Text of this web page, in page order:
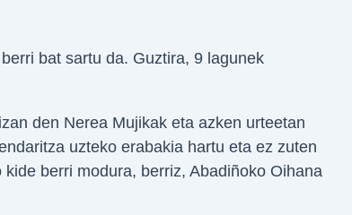
bat sartu da. Guztira, 9 lagunek
den Nerea Mujikak eta azken urteetan
uzteko erabakia hartu eta ez zuten
berri modura, berriz, Abadiñoko Oihana